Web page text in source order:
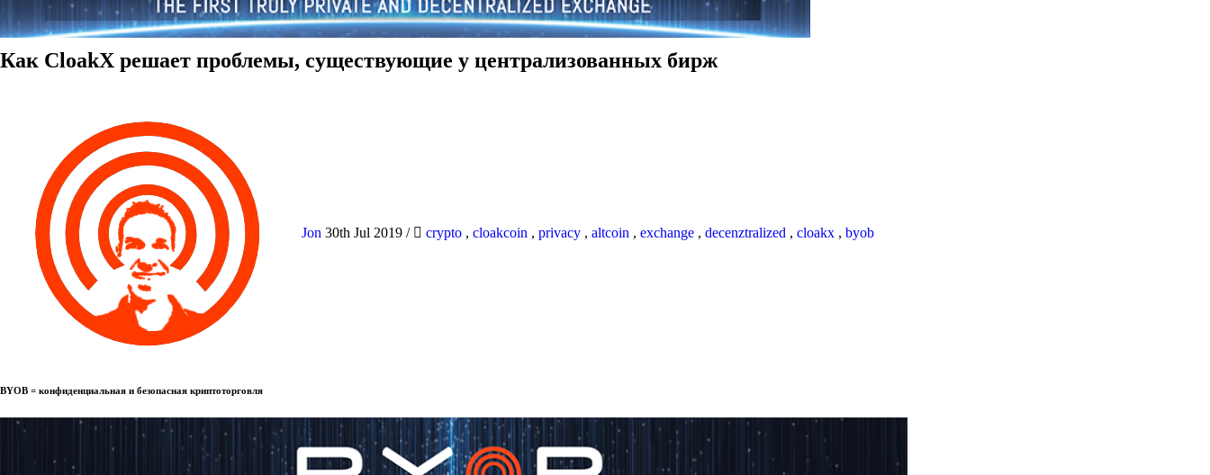
Как CloakX решает проблемы, существующие у централизованных бирж
Jon 30th Jul 2019 / crypto , cloakcoin , privacy , altcoin , exchange , decenztralized , cloakx , byob
BYOB = конфиденциальная и безопасная криптоторговля